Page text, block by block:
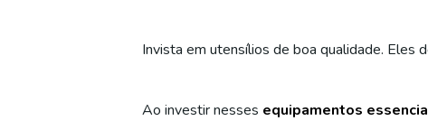
Invista em utensílios de boa qualidade. Eles
Ao investir nesses equipamentos